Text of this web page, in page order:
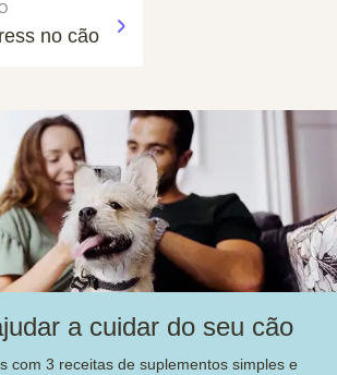
no cão
a cuidar do seu cão
com 3 receitas de suplementos simples e